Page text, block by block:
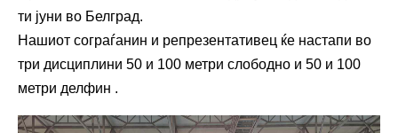
ти јуни во Белград.
Нашиот сограѓанин и репрезентативец ќе настапи во
три дисциплини 50 и 100 метри слободно и 50 и 100
метри делфин .